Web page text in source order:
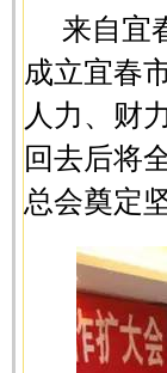
来自宜
成立宜春
人力、财
回去后将
总会奠定